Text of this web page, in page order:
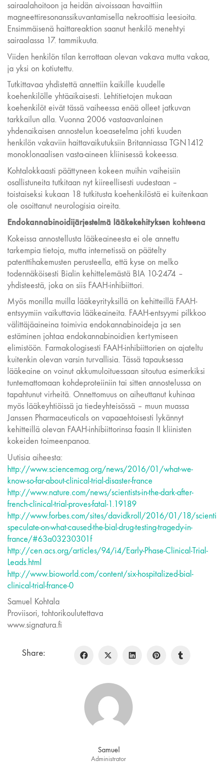
sairaalahoitoon ja heidän aivoissaan havaittiin
magneettiresonanssikuvantamisella nekroottisia leesioita.
Ensimmäisenä haittareaktion saanut henkilö menehtyi
sairaalassa 17. tammikuuta.
Viiden henkilön tilan kerrottaan olevan vakava mutta vakaa,
ja yksi on kotiutettu.
Tutkittavaa yhdistettä annettiin kaikille kuudelle
koehenkilölle yhtäaikaisesti. Lehtitietojen mukaan
koehenkilöt eivät tässä vaiheessa enää olleet jatkuvan
tarkkailun alla. Vuonna 2006 vastaavanlainen
yhdenaikaisen annostelun koeasetelma johti kuuden
henkilön vakaviin haittavaikutuksiin Britanniassa TGN1412
monoklonaalisen vasta-aineen kliinisessä kokeessa.
Kohtalokkaasti päättyneen kokeen muihin vaiheisiin
osallistuneita tutkitaan nyt kiireellisesti uudestaan –
toistaiseksi kukaan 18 tutkitusta koehenkilöstä ei kuitenkaan
ole osoittanut neurologisia oireita.
Endokannabinoidijärjestelmä lääkekehityksen kohteena
Kokeissa annostellusta lääkeaineesta ei ole annettu
tarkempia tietoja, mutta internetissä on päätelty
patenttihakemusten perusteella, että kyse on melko
todennäköisesti Bialin kehittelemästä BIA 10-2474 –
yhdisteestä, joka on siis FAAH-inhibiittori.
Myös monilla muilla lääkeyrityksillä on kehitteillä FAAH-
entsyymiin vaikuttavia lääkeaineita. FAAH-entsyymi pilkkoo
välittäjäaineina toimivia endokannabinoideja ja sen
estäminen johtaa endokannabinoidien kertymiseen
elimistöön. Farmakologisesti FAAH-inhibiittorien on ajateltu
kuitenkin olevan varsin turvallisia. Tässä tapauksessa
lääkeaine on voinut akkumuloituessaan sitoutua esimerkiksi
tuntemattomaan kohdeproteiiniin tai sitten annostelussa on
tapahtunut virheitä. Onnettomuus on aiheuttanut kuhinaa
myös lääkeyhtiöissä ja tiedeyhteisössä – muun muassa
Janssen Pharmaceuticals on vapaaehtoisesti lykännyt
kehitteillä olevan FAAH-inhibiittorinsa faasin II kliinisten
kokeiden toimeenpanoa.
Uutisia aiheesta:
http://www.sciencemag.org/news/2016/01/what-we-
know-so-far-about-clinical-trial-disaster-france
http://www.nature.com/news/scientists-in-the-dark-after-
french-clinical-trial-proves-fatal-1.19189
http://www.forbes.com/sites/davidkroll/2016/01/18/
speculate-on-what-caused-the-bial-drug-testing-tragedy-in-
france/#63a03230301f
http://cen.acs.org/articles/94/i4/Early-Phase-Clinical-Trial-
Leads.html
http://www.bioworld.com/content/six-hospitalized-bial-
clinical-trial-france-0
Samuel Kohtala
Proviisori, tohtorikoulutettava
www.signatura.fi
Share:
Samuel
Administrator